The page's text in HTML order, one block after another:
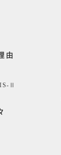
由
Ⅱ